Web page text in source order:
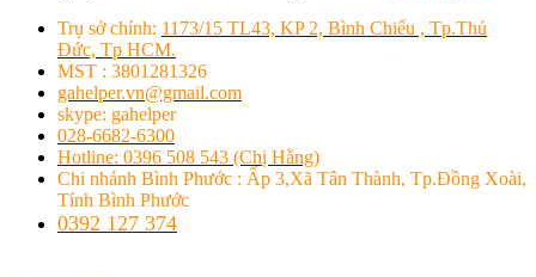
Trụ sở chính: 1173/15 TL43, KP 2, Bình Chiểu , Tp.Thủ
Đức, Tp HCM.
MST : 3801281326
gahelper.vn@gmail.com
skype: gahelper
028-6682-6300
Hotline: 0396 508 543 (Chị Hằng)
Chi nhánh Bình Phước : Ấp 3,Xã Tân Thành, Tp.Đồng Xoài,
Tính Bình Phước
0392 127 374